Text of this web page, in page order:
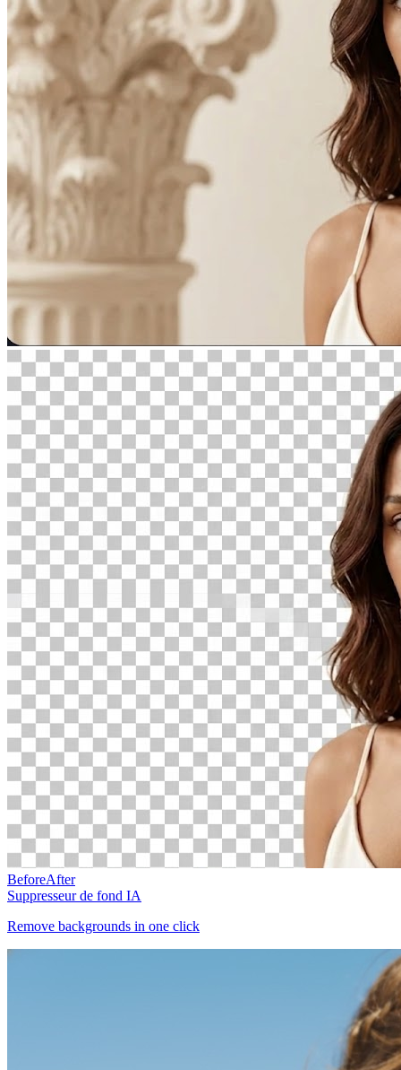
BeforeAfter
Suppresseur de fond IA
Remove backgrounds in one click